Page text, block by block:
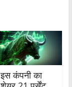
इस कंपनी का